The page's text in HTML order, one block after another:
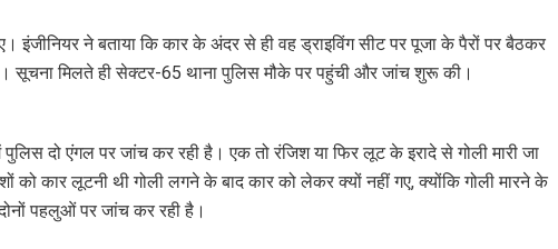
इंजीनियर ने बताया कि कार के अंदर से ही वह ड्राइविंग सीट पर पूजा के पैरों पर बैठकर
सूचना मिलते ही सेक्टर-65 थाना पुलिस मौके पर पहुंची और जांच शुरू की।
पुलिस दो एंगल पर जांच कर रही है। एक तो रंजिश या फिर लूट के इरादे से गोली मारी जा
को कार लूटनी थी गोली लगने के बाद कार को लेकर क्यों नहीं गए, क्योंकि गोली मारने के
पहलुओं पर जांच कर रही है।